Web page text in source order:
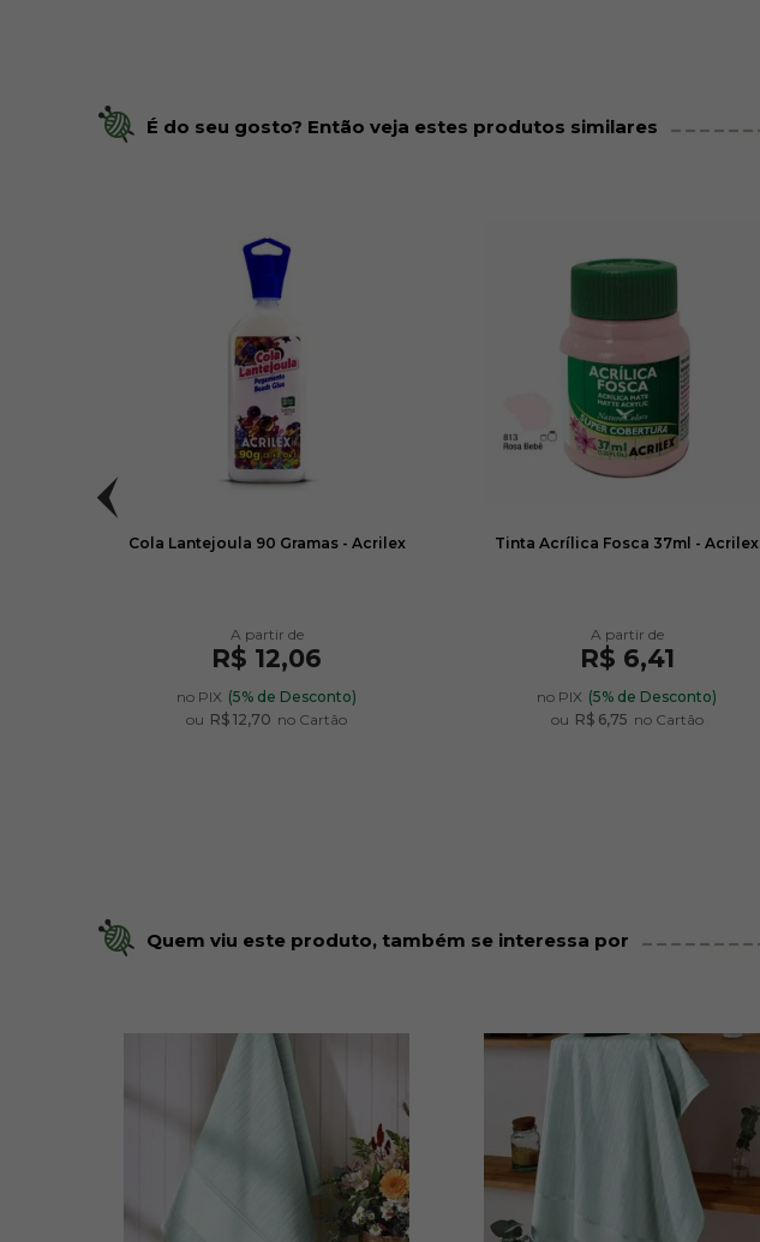
É do seu gosto? Então veja estes produtos similares
Cola Lantejoula 90 Gramas - Acrilex
R$ 12,06
no PIX (5% de Desconto)
ou R$ 12,70 no Cartão
Tinta Acrílica Fosca 37ml - Acrilex
R$ 6,41
no PIX (5% de Desconto)
ou R$ 6,75 no Cartão
Quem viu este produto, também se interessa por